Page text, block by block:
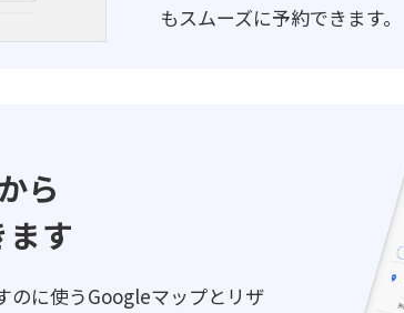
もスムーズに予約できます。
ら
す
のに使うGoogleマップとリザ